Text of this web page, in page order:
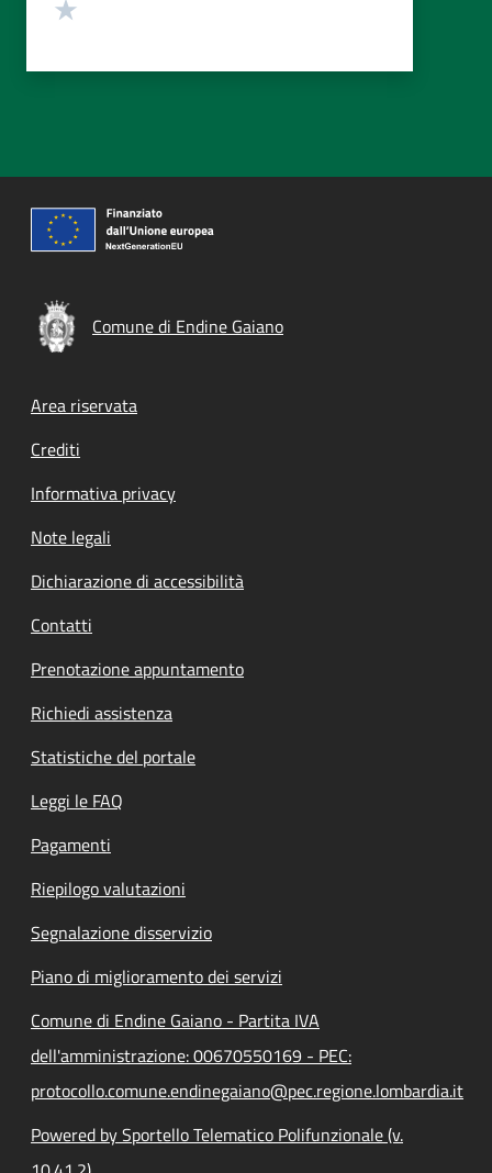
Comune di Endine Gaiano
Footer menu
Area riservata
Crediti
Informativa privacy
Note legali
Dichiarazione di accessibilità
Contatti
Prenotazione appuntamento
Richiedi assistenza
Statistiche del portale
Leggi le FAQ
Pagamenti
Riepilogo valutazioni
Segnalazione disservizio
Piano di miglioramento dei servizi
Comune di Endine Gaiano - Partita IVA
dell'amministrazione: 00670550169 - PEC:
protocollo.comune.endinegaiano@pec.regione.lombardia.it
Powered by Sportello Telematico Polifunzionale (v.